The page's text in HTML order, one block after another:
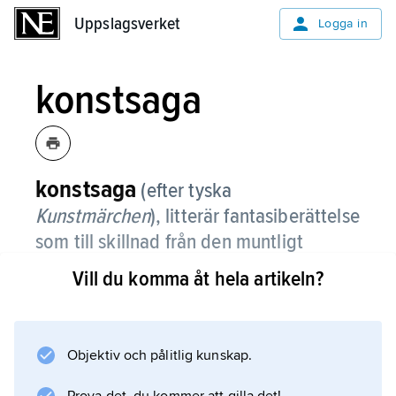
Uppslagsverket Logga in
konstsaga
konstsaga (efter tyska
Kunstmärchen), litterär fantasiberättelse
som till skillnad från den muntligt
traderade folksagan kan hänföras till en
författare.
rekvisita men rymmer ofta en moraliserande
Vill du komma åt hela artikeln?
Objektiv och pålitlig kunskap.